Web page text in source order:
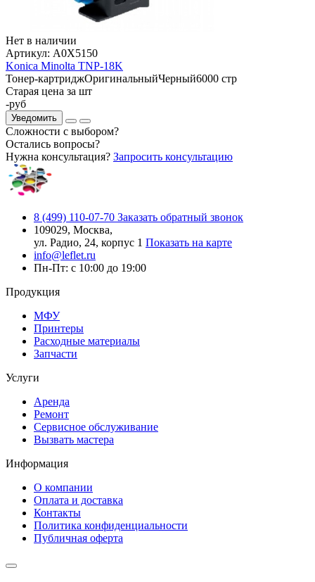
Нет в наличии
Артикул: A0X5150
Konica Minolta TNP-18K
Тонер-картриджОригинальныйЧерный6000 стр
Старая цена за шт
-руб
Уведомить
Сложности с выбором?
Остались вопросы?
Нужна консультация? Запросить консультацию
8 (499) 110-07-70 Заказать обратный звонок
109029, Москва,
ул. Радио, 24, корпус 1 Показать на карте
info@leflet.ru
Пн-Пт: с 10:00 до 19:00
Продукция
МФУ
Принтеры
Расходные материалы
Запчасти
Услуги
Аренда
Ремонт
Сервисное обслуживание
Вызвать мастера
Информация
О компании
Оплата и доставка
Контакты
Политика конфиденциальности
Публичная оферта